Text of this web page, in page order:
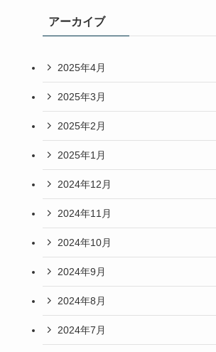
アーカイブ
2025年4月
2025年3月
2025年2月
2025年1月
2024年12月
2024年11月
2024年10月
2024年9月
2024年8月
2024年7月